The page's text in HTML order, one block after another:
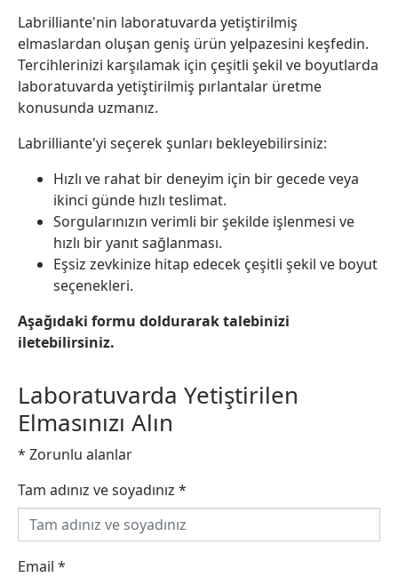
Labrilliante'nin laboratuvarda yetiştirilmiş
elmaslardan oluşan geniş ürün yelpazesini keşfedin.
Tercihlerinizi karşılamak için çeşitli şekil ve boyutlarda
laboratuvarda yetiştirilmiş pırlantalar üretme
konusunda uzmanız.
Labrilliante'yi seçerek şunları bekleyebilirsiniz:
Hızlı ve rahat bir deneyim için bir gecede veya
ikinci günde hızlı teslimat.
Sorgularınızın verimli bir şekilde işlenmesi ve
hızlı bir yanıt sağlanması.
Eşsiz zevkinize hitap edecek çeşitli şekil ve boyut
seçenekleri.
Aşağıdaki formu doldurarak talebinizi
iletebilirsiniz.
Laboratuvarda Yetiştirilen
Elmasınızı Alın
* Zorunlu alanlar
Tam adınız ve soyadınız *
Email *